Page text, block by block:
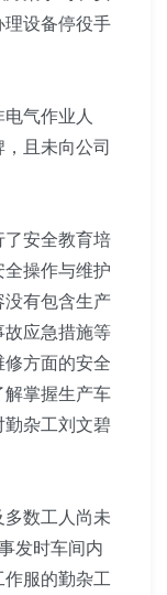
理设备停役手
气作业人
且未向公司
了安全教育培
操作与维护
没有包含生产
故应急措施等
修方面的安全
解掌握生产车
勤杂工刘文碧
数工人尚未
发时车间内
服的勤杂工